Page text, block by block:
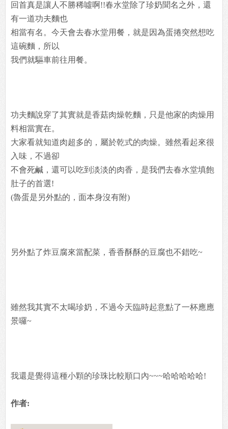
回首真是讓人不勝稀噓啊!!春水堂除了珍奶聞名之外，還
有一道功夫麵也
相當有名。今天會去春水堂用餐，就是因為蛋捲突然想吃
這碗麵，所以
我們就驅車前往用餐。
功夫麵說穿了其實就是香菇肉燥乾麵，只是他家的肉燥用
料相當實在。
大家看就知道肉超多的，屬於乾式的肉燥。雖然看起來很
入味，不過卻
不會死鹹，還可以吃到淡淡的肉香，是我們去春水堂填飽
肚子的首選!
(魯蛋是另外點的，面本身沒有附)
另外點了炸豆腐來當配菜，香香酥酥的豆腐也不錯吃~
雖然我其實不太喝珍奶，不過今天臨時起意點了一杯應應
景囉~
我還是覺得這種小顆的珍珠比較順口內~~~哈哈哈哈哈!
作者: